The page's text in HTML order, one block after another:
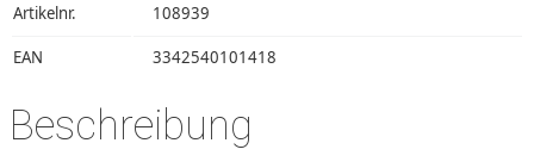
Artikelnr. 108939
EAN 3342540101418
Beschreibung